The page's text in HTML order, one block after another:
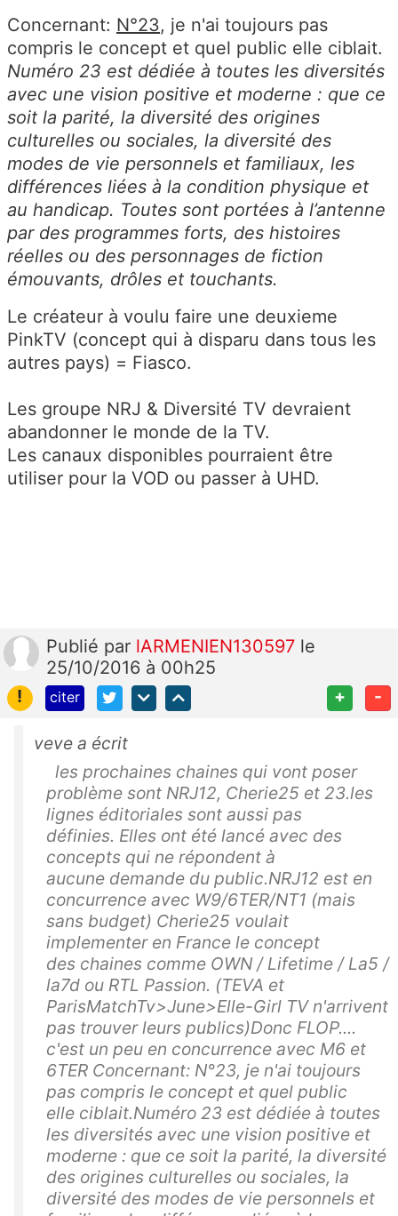
Concernant: N°23, je n'ai toujours pas
compris le concept et quel public elle ciblait.
Numéro 23 est dédiée à toutes les diversités
avec une vision positive et moderne : que ce
soit la parité, la diversité des origines
culturelles ou sociales, la diversité des
modes de vie personnels et familiaux, les
différences liées à la condition physique et
au handicap. Toutes sont portées à l’antenne
par des programmes forts, des histoires
réelles ou des personnages de fiction
émouvants, drôles et touchants.
Le créateur à voulu faire une deuxieme
PinkTV (concept qui à disparu dans tous les
autres pays) = Fiasco.
Les groupe NRJ & Diversité TV devraient
abandonner le monde de la TV.
Les canaux disponibles pourraient être
utiliser pour la VOD ou passer à UHD.
Publié par lARMENIEN130597 le
25/10/2016 à 00h25
!
citer + -
veve a écrit
les prochaines chaines qui vont poser
problème sont NRJ12, Cherie25 et 23.les
lignes éditoriales sont aussi pas
définies. Elles ont été lancé avec des
concepts qui ne répondent à
aucune demande du public.NRJ12 est en
concurrence avec W9/6TER/NT1 (mais
sans budget) Cherie25 voulait
implementer en France le concept
des chaines comme OWN / Lifetime / La5 /
la7d ou RTL Passion. (TEVA et
ParisMatchTv>June>Elle-Girl TV n'arrivent
pas trouver leurs publics)Donc FLOP....
c'est un peu en concurrence avec M6 et
6TER Concernant: N°23, je n'ai toujours
pas compris le concept et quel public
elle ciblait.Numéro 23 est dédiée à toutes
les diversités avec une vision positive et
moderne : que ce soit la parité, la diversité
des origines culturelles ou sociales, la
diversité des modes de vie personnels et